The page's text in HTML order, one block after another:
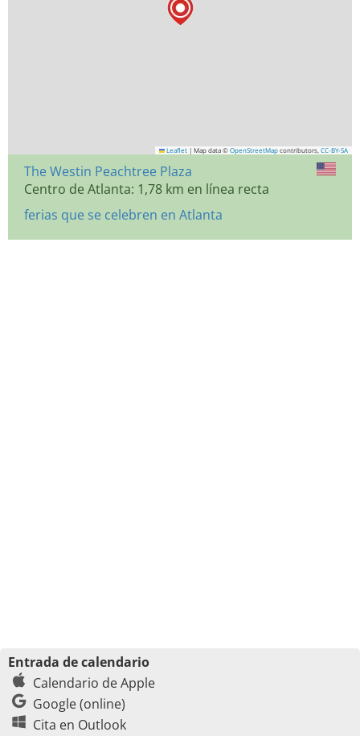
Leaflet | Map data © OpenStreetMap contributors, CC-BY-SA
The Westin Peachtree Plaza
Centro de Atlanta: 1,78 km en línea recta
ferias que se celebren en Atlanta
Entrada de calendario
Calendario de Apple
Google (online)
Cita en Outlook